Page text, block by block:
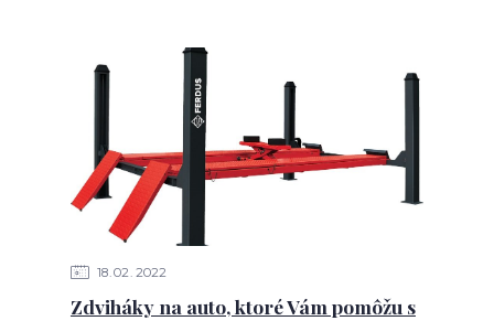
18 02 2022
Zdviháky na auto, ktoré Vám pomôžu s